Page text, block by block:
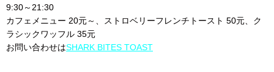
9:30～21:30
カフェメニュー 20元～、ストロベリーフレンチトースト 50元、ク
ラシックワッフル 35元
お問い合わせはSHARK BITES TOAST